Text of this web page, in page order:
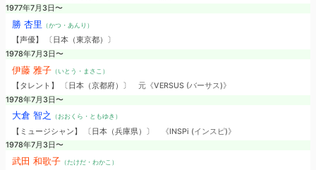
1977年7月3日〜
勝 杏里 （かつ・あんり）
【声優】 〔日本（東京都）〕
1978年7月3日〜
伊藤 雅子（いとう・まさこ）
【タレント】 〔日本（京都府）〕 元《VERSUS (バーサス)》
1978年7月3日〜
大倉 智之 （おおくら・ともゆき）
【ミュージシャン】 〔日本（兵庫県）〕
《INSPi (インスピ)》
1978年7月3日〜
武田 和歌子（たけだ・わかこ）